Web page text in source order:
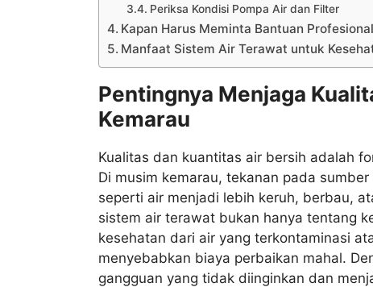
Periksa Kondisi Pompa Air dan Filter
Kapan Harus Meminta Bantuan
Manfaat Sistem Air Terawat untuk
Pentingnya Menjaga
Kemarau
Kualitas dan kuantitas air bersih adalah
Di musim kemarau, tekanan pada
seperti air menjadi lebih keruh, berbau,
sistem air terawat bukan hanya tentang
kesehatan dari air yang terkontaminasi
menyebabkan biaya perbaikan mahal.
gangguan yang tidak diinginkan dan